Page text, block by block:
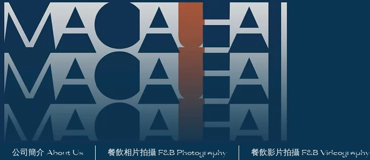
公司簡介 About Us 餐飲相片拍攝 F&B Photography 餐飲影片拍攝 F&B Videography